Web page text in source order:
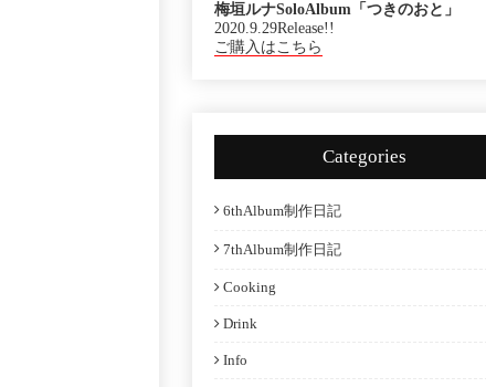
梅垣ルナSoloAlbum「つきのおと」
2020.9.29Release!!
ご購入はこちら
Categories
6thAlbum制作日記
7thAlbum制作日記
Cooking
Drink
Info